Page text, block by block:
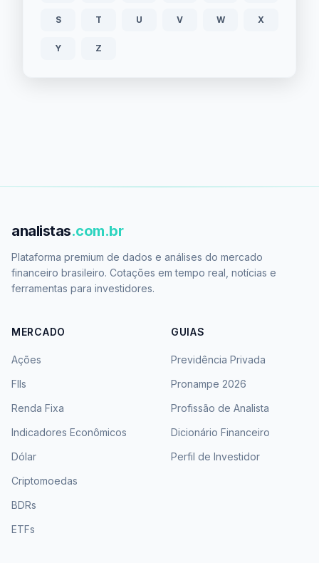
S T U V W X
Y Z
analistas.com.br
Plataforma premium de dados e análises do mercado
financeiro brasileiro. Cotações em tempo real, notícias e
ferramentas para investidores.
MERCADO
Ações
FIIs
Renda Fixa
Indicadores Econômicos
Dólar
Criptomoedas
BDRs
ETFs
GUIAS
Previdência Privada
Pronampe 2026
Profissão de Analista
Dicionário Financeiro
Perfil de Investidor